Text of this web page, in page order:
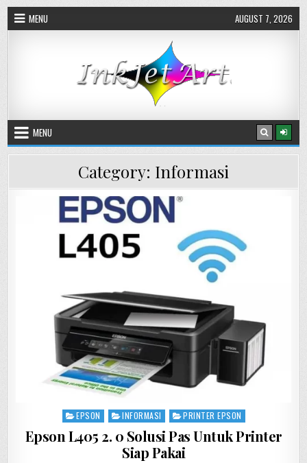
Skip
MENU AUGUST 7, 2026
MENU
Category: Informasi
Posted
in
EPSON INFORMASI PRINTER EPSON
Epson L405 2. 0 Solusi Pas Untuk Printer
Siap Pakai